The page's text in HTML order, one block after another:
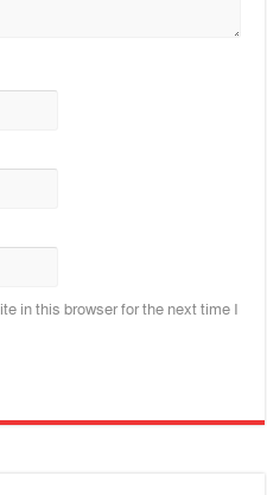
in this browser for the next time I